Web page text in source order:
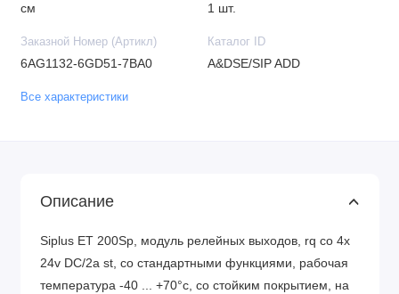
см 1 шт.
Заказной Номер (Артикл)
6AG1132-6GD51-7BA0
Каталог ID
A&DSE/SIP ADD
Все характеристики
Описание
Siplus ET 200Sp, модуль релейных выходов, rq co 4x
24v DC/2a st, со стандартными функциями, рабочая
температура -40 ... +70°c, со стойким покрытием, на